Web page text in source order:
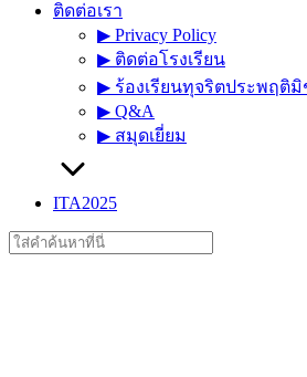
ติดต่อเรา
▶︎ Privacy Policy
▶︎ ติดต่อโรงเรียน
▶︎ ร้องเรียนทุจริตประพฤติ
▶︎ Q&A
▶︎ สมุดเยี่ยม
ITA2025
Search
for: